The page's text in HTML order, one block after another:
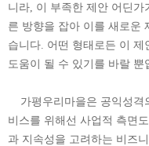
니라, 이 부족한 제안 어딘
른 방향을 잡아 이를 새로운
습니다. 어떤 형태로든 이 제
도움이 될 수 있기를 바랄 뿐
가평우리마을은 공익성격
비스를 위해선 사업적 측면
과 지속성을 고려하는 비즈